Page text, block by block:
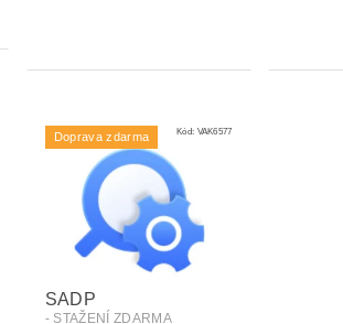
Doprava zdarma Kód: VAK6577
SADP
- STAŽENÍ ZDARMA